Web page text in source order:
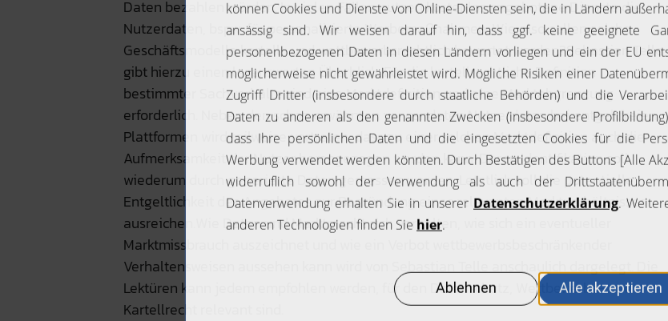
Daten bezahlen würden. In vielen Fällen nutzen kostenlos angebotene Dienste die
Nutzerdaten, bspw. für personalisierte Werbemaßnahmen. Wie also sollen solche
Geschäftsmodelle kartell- und wettbewerbsrechtlich bewertet werden?Sebastian Telle
gibt hierzu einen lesenswerten Überblick. Für die kartellrechtliche Definition
bestimmter Sachverhalte sind eine Marktdefinition und eine Marktabgrenzung
erforderlich. Neben den schon erwähnten verwendeten Nutzerdaten bei entgeltfreien
Plattformen wird teilweise vertreten, dass zu einer solchen Marktdefinition auch die
Aufmerksamkeit der Nutzer herangezogen werden kann. Deren Identifikation soll
wiederum durch generierte Daten gemessen werden. Letztlich soll die potentielle
Entgeltlichkeit des Angebotes zur Begründung eines relevanten Marktverhältnisses
ausreichen.Wie Daten und Marktmacht sich verhalten, wie sich ein eventueller
Marktmissbrauch auszeichnet und wie ein Verbot wettbewerbsbeschränkender
Verhaltensweisen aussehen kann wird von Sebastian Telle anschaulich dargelegt. Die
Lektüren kann jedem empfohlen werden, für den Datenschutz, Wettbewerbs- und
Kartellrecht relevant sind.